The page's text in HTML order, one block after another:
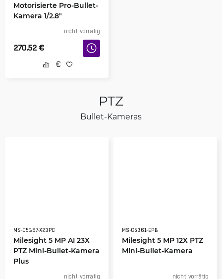
Motorisierte Pro-Bullet-
Kamera 1/2.8″
nicht vorrätig
270.52 €
PTZ
Bullet-Kameras
MS-C5367-X23PC
Milesight 5 MP AI 23X
PTZ Mini-Bullet-Kamera
Plus
nicht vorrätig
MS-C5361-EPB
Milesight 5 MP 12X PTZ
Mini-Bullet-Kamera
nicht vorrätig